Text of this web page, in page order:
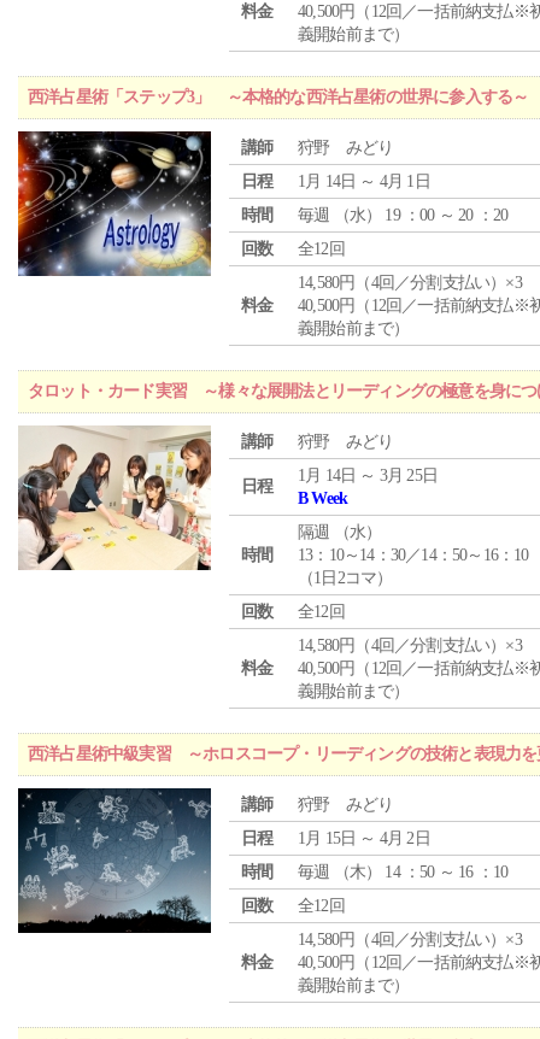
料金
40,500円（12回／一括前納支払※
義開始前まで）
西洋占星術「ステップ3」 ～本格的な西洋占星術の世界に参入する～
講師
狩野 みどり
日程
1月 14日 ～ 4月 1日
時間
毎週 （水） 19 ：00 ～ 20 ：20
回数
全12回
料金
14,580円（4回／分割支払い）×3
40,500円（12回／一括前納支払※
義開始前まで）
タロット・カード実習 ～様々な展開法とリーディングの極意を身につ
講師 狩野 みどり
日程
1月 14日 ～ 3月 25日
B Week
時間
隔週 （水）
13：10～14：30／14：50～16：10
（1日2コマ）
回数
全12回
料金
14,580円（4回／分割支払い）×3
40,500円（12回／一括前納支払※
義開始前まで）
西洋占星術中級実習 ～ホロスコープ・リーディングの技術と表現力
講師
狩野 みどり
日程
1月 15日 ～ 4月 2日
時間
毎週 （木） 14 ：50 ～ 16 ：10
回数
全12回
料金
14,580円（4回／分割支払い）×3
40,500円（12回／一括前納支払※
義開始前まで）